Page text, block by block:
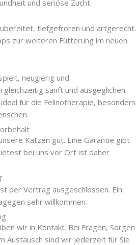
und seriöse Zucht.
tiefgefroren und artgerecht.
zur weiteren Fütterung im neuen
neugierig und
sanft und ausgeglichen.
für die Felinotherapie, besonders
Katzen gut. Eine Garantie gibt
bei uns vor Ort ist daher
per Vertrag ausgeschlossen. Ein
sehr willkommen.
wir in Kontakt. Bei Fragen, Sorgen
Austausch sind wir jederzeit für Sie